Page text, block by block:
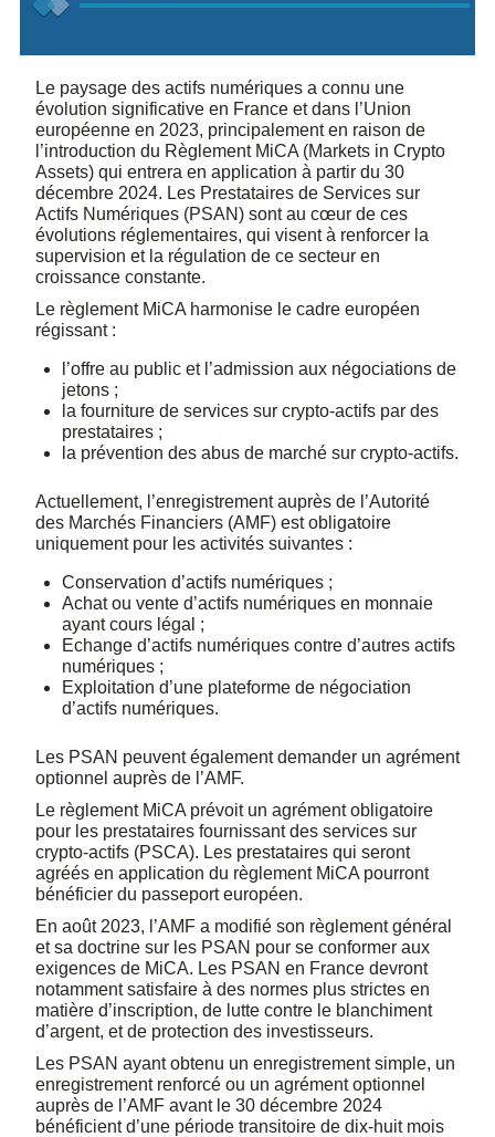
Le paysage des actifs numériques a connu une
évolution significative en France et dans l’Union
européenne en 2023, principalement en raison de
l’introduction du Règlement MiCA (Markets in Crypto
Assets) qui entrera en application à partir du 30
décembre 2024. Les Prestataires de Services sur
Actifs Numériques (PSAN) sont au cœur de ces
évolutions réglementaires, qui visent à renforcer la
supervision et la régulation de ce secteur en
croissance constante.
Le règlement MiCA harmonise le cadre européen
régissant :
l’offre au public et l’admission aux négociations de
jetons ;
la fourniture de services sur crypto-actifs par des
prestataires ;
la prévention des abus de marché sur crypto-actifs.
Actuellement, l’enregistrement auprès de l’Autorité
des Marchés Financiers (AMF) est obligatoire
uniquement pour les activités suivantes :
Conservation d’actifs numériques ;
Achat ou vente d’actifs numériques en monnaie
ayant cours légal ;
Echange d’actifs numériques contre d’autres actifs
numériques ;
Exploitation d’une plateforme de négociation
d’actifs numériques.
Les PSAN peuvent également demander un agrément
optionnel auprès de l’AMF.
Le règlement MiCA prévoit un agrément obligatoire
pour les prestataires fournissant des services sur
crypto-actifs (PSCA). Les prestataires qui seront
agréés en application du règlement MiCA pourront
bénéficier du passeport européen.
En août 2023, l’AMF a modifié son règlement général
et sa doctrine sur les PSAN pour se conformer aux
exigences de MiCA. Les PSAN en France devront
notamment satisfaire à des normes plus strictes en
matière d’inscription, de lutte contre le blanchiment
d’argent, et de protection des investisseurs.
Les PSAN ayant obtenu un enregistrement simple, un
enregistrement renforcé ou un agrément optionnel
auprès de l’AMF avant le 30 décembre 2024
bénéficient d’une période transitoire de dix-huit mois